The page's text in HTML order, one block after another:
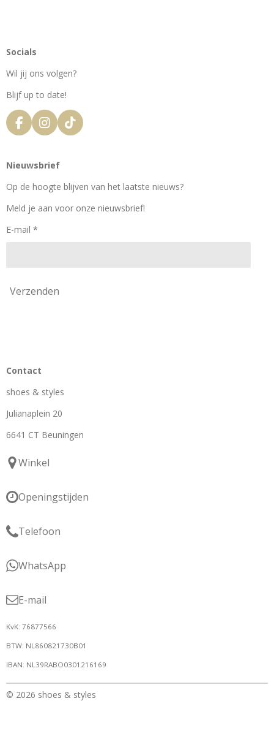
Socials
Wil jij ons volgen?
Blijf up to date!
F
a
e
o
k
I
n
t
g
a
T
i
k
Nieuwsbrief
Op de hoogte blijven van het laatste nieuws?
Meld je aan voor onze nieuwsbrief!
E-mail *
Verzenden
Contact
shoes & styles
Julianaplein 20
6641 CT Beuningen
Winkel
Openingstijden
Telefoon
WhatsApp
E-mail
KvK: 76877566
BTW: NL860821730B01
IBAN: NL39RABO0301216169
© 2026 shoes & styles